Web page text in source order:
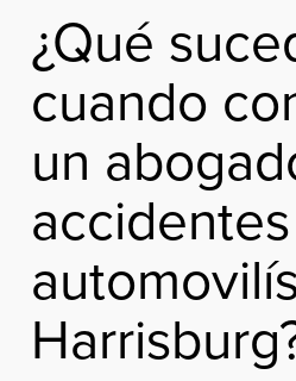
¿Qué
cuando
un
accidentes